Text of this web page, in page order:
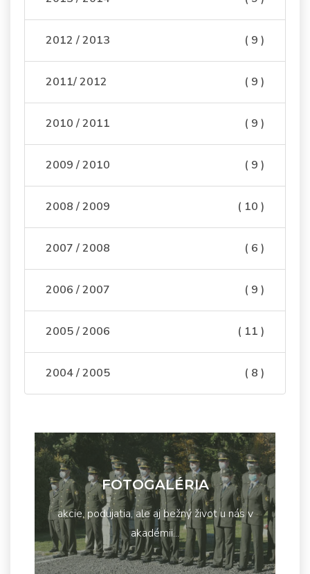
2012 / 2013 ( 9 )
2011/ 2012 ( 9 )
2010 / 2011 ( 9 )
2009 / 2010 ( 9 )
2008 / 2009 ( 10 )
2007 / 2008 ( 6 )
2006 / 2007 ( 9 )
2005 / 2006 ( 11 )
2004 / 2005 ( 8 )
FOTOGALÉRIA
akcie, podujatia, ale aj bežný život u nás v
akadémii...